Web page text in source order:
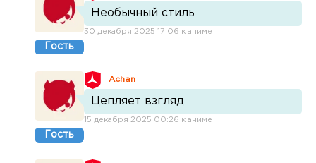
Гость
Необычный стиль
30 декабря 2025 17:06 к аниме
Гость
Achan
Цепляет взгляд
15 декабря 2025 00:26 к аниме